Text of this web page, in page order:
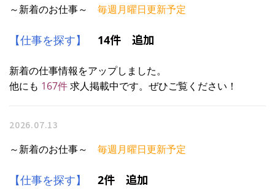
～新着のお仕事～ 毎週月曜日更新予定
【仕事を探す】 14件 追加
新着の仕事情報をアップしました。
他にも 167件求人掲載中です。ぜひご覧ください！
2026.07.13
～新着のお仕事～ 毎週月曜日更新予定
【仕事を探す】 2件 追加